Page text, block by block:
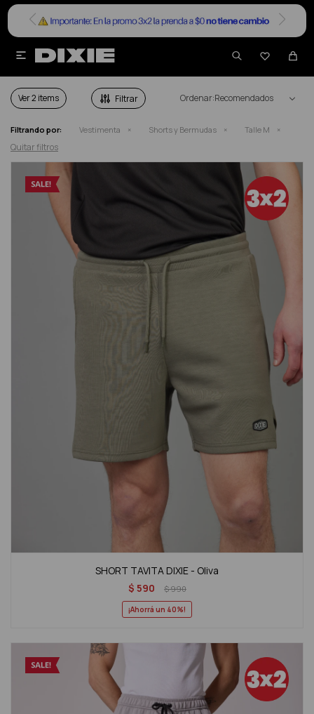


SHORTS Y BERMUDAS EN SALE TALLE M
Ver Recomendados
Filtrando por: Vestimenta Shorts y Bermudas Talle M
Quitar filtros
SHORT TAVITA DIXIE - Oliva
$ 590 $990
40